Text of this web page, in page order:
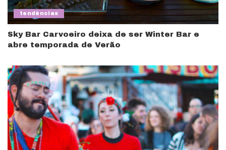
tendências
Sky Bar Carvoeiro deixa de ser Winter Bar e
abre temporada de Verão